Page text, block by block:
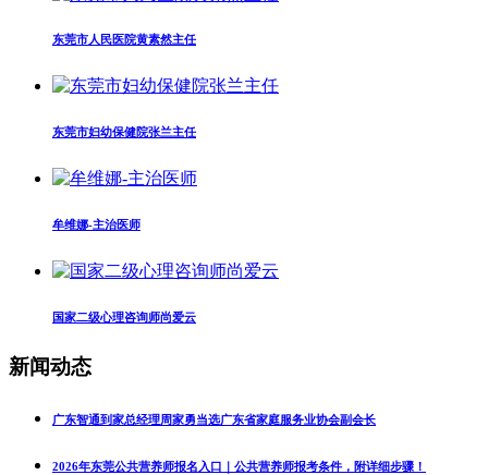
东莞市人民医院黄素然主任
东莞市妇幼保健院张兰主任
牟维娜-主治医师
国家二级心理咨询师尚爱云
新闻动态
广东智通到家总经理周家勇当选广东省家庭服务业协会副会长
2026年东莞公共营养师报名入口｜公共营养师报考条件，附详细步骤！